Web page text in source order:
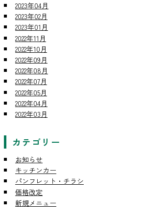
2023年04月
2023年02月
2023年01月
2022年11月
2022年10月
2022年09月
2022年08月
2022年07月
2022年05月
2022年04月
2022年03月
カテゴリー
お知らせ
キッチンカー
パンフレット・チラシ
価格改定
新規メニュー